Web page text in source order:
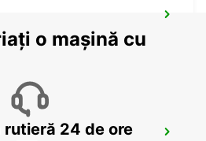
o mașină cu
24 de ore